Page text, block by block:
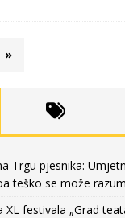
»
Trgu pjesnika:
teško se može
festivala „Grad